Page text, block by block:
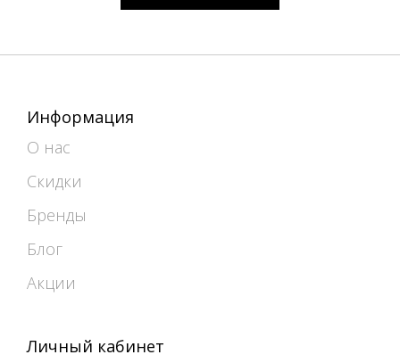
Информация
О нас
Скидки
Бренды
Блог
Акции
Личный кабинет